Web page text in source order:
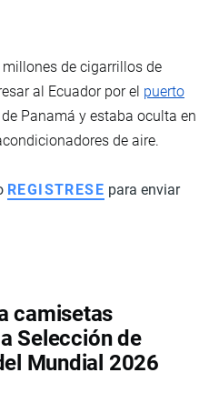
millones de cigarrillos de
al Ecuador por el puerto
Panamá y estaba oculta en
de aire.
REGISTRESE para enviar
camisetas
Selección de
Mundial 2026